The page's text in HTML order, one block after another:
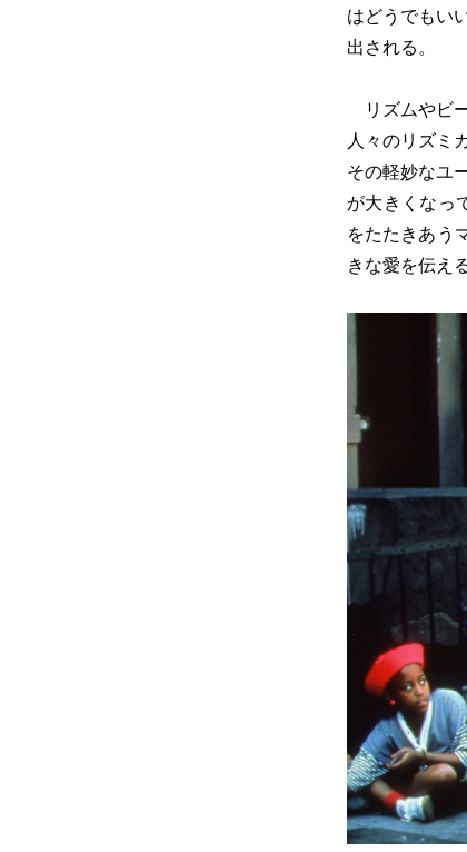
はどうでもい
出される。
リズムやビ
人々のリズミ
その軽妙なユ
が大きくなっ
をたたきあう
きな愛を伝え